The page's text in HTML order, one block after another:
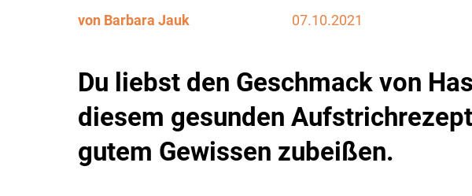
von Barbara Jauk 07.10.2021
Du liebst den Geschmack von
diesem gesunden
gutem Gewissen zubeißen.